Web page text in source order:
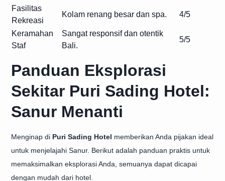
Fasilitas
Rekreasi
Kolam renang besar dan spa. 4/5
Keramahan
Staf
Sangat responsif dan otentik
Bali.
5/5
Panduan Eksplorasi
Sekitar Puri Sading Hotel:
Sanur Menanti
Menginap di Puri Sading Hotel memberikan Anda pijakan ideal
untuk menjelajahi Sanur. Berikut adalah panduan praktis untuk
memaksimalkan eksplorasi Anda, semuanya dapat dicapai
dengan mudah dari hotel.